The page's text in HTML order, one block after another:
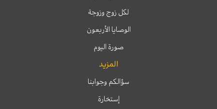
لكل زوج وزوجة
الوصايا الأربعون
صورة اليوم
المزيد
سؤالكم وجوابنا
إستخارة